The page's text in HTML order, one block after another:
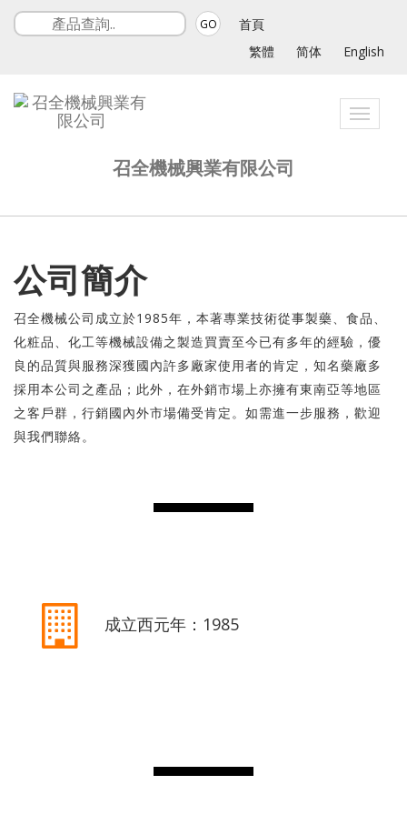
GO
首頁
繁體
简体 English
Toggle
召全機械興業有限公司
公司簡介
召全機械公司成立於1985年，本著專業技術從事製藥、食品、
化粧品、化工等機械設備之製造買賣至今已有多年的經驗，優
良的品質與服務深獲國內許多廠家使用者的肯定，知名藥廠多
採用本公司之產品；此外，在外銷市場上亦擁有東南亞等地區
之客戶群，行銷國內外市場備受肯定。如需進一步服務，歡迎
與我們聯絡。
成立西元年：1985